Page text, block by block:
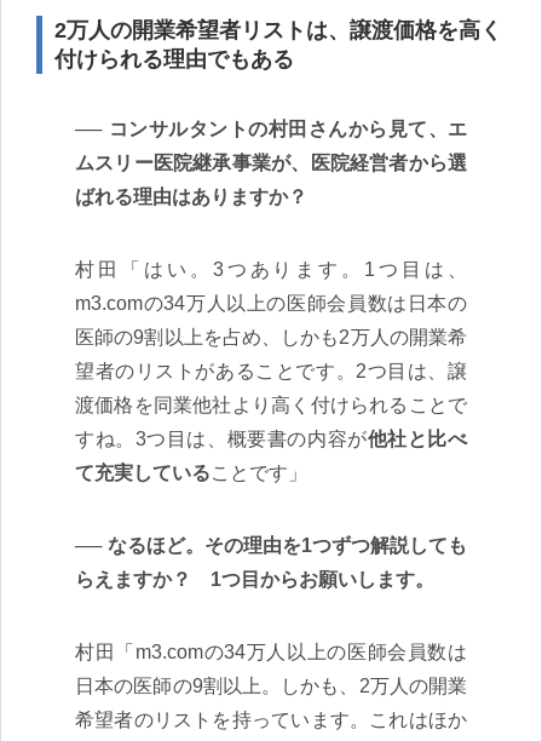
2万人の開業希望者リストは、譲渡価格を高く
付けられる理由でもある
コンサルタントの村田さんから見て、エ
ムスリー医院継承事業が、医院経営者から選
ばれる理由はありますか？
村田「はい。3つあります。1つ目は、
m3.comの34万人以上の医師会員数は日本の
医師の9割以上を占め、しかも2万人の開業希
望者のリストがあることです。2つ目は、譲
渡価格を同業他社より高く付けられることで
すね。3つ目は、概要書の内容が他社と比べ
て充実していることです」
なるほど。その理由を1つずつ解説しても
らえますか？ 1つ目からお願いします。
村田「m3.comの34万人以上の医師会員数は
日本の医師の9割以上。しかも、2万人の開業
希望者のリストを持っています。これはほか